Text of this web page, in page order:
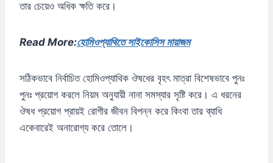
তার চেয়েও অধিক ক্ষতি করে।
Read More:হোমিওপ্যাথিতে সাইকোসিস মায়াজম
সঠিকভাবে নির্বাচিত হোমিওপ্যাথিক ঔষধের বৃহৎ মাত্রা বিশেষভাবে পুনঃ
পুনঃ প্রয়োগ করলে নিয়ম অনুযায়ী নানা সমস্যার সৃষ্টি করে। এ ধরনের
ঔষধ প্রয়োগ প্রায়ই রোগীর জীবন বিপন্ন করে কিংবা তার ব্যাধি
একেবারেই অনারোগ্য করে তোলে।